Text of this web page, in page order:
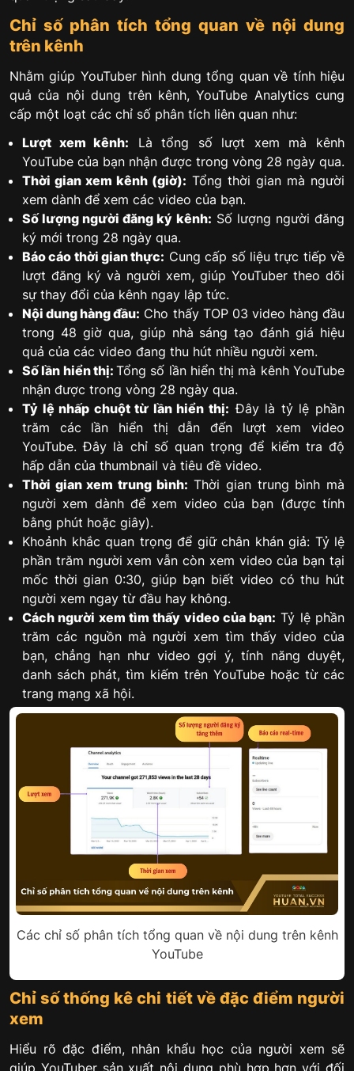
Chỉ số phân tích tổng quan về nội dung
trên kênh
Nhằm giúp YouTuber hình dung tổng quan về tính hiệu
quả của nội dung trên kênh, YouTube Analytics cung
cấp một loạt các chỉ số phân tích liên quan như:
Lượt xem kênh: Là tổng số lượt xem mà kênh
YouTube của bạn nhận được trong vòng 28 ngày qua.
Thời gian xem kênh (giờ): Tổng thời gian mà người
xem dành để xem các video của bạn.
Số lượng người đăng ký kênh: Số lượng người đăng
ký mới trong 28 ngày qua.
Báo cáo thời gian thực: Cung cấp số liệu trực tiếp về
lượt đăng ký và người xem, giúp YouTuber theo dõi
sự thay đổi của kênh ngay lập tức.
Nội dung hàng đầu: Cho thấy TOP 03 video hàng đầu
trong 48 giờ qua, giúp nhà sáng tạo đánh giá hiệu
quả của các video đang thu hút nhiều người xem.
Số lần hiển thị:Tổng số lần hiển thị mà kênh YouTube
nhận được trong vòng 28 ngày qua.
Tỷ lệ nhấp chuột từ lần hiển thị: Đây là tỷ lệ phần
trăm các lần hiển thị dẫn đến lượt xem video
YouTube. Đây là chỉ số quan trọng để kiểm tra độ
hấp dẫn của thumbnail và tiêu đề video.
Thời gian xem trung bình: Thời gian trung bình mà
người xem dành để xem video của bạn (được tính
bằng phút hoặc giây).
Khoảnh khắc quan trọng để giữ chân khán giả: Tỷ lệ
phần trăm người xem vẫn còn xem video của bạn tại
mốc thời gian 0:30, giúp bạn biết video có thu hút
người xem ngay từ đầu hay không.
Cách người xem tìm thấy video của bạn: Tỷ lệ phần
trăm các nguồn mà người xem tìm thấy video của
bạn, chẳng hạn như video gợi ý, tính năng duyệt,
danh sách phát, tìm kiếm trên YouTube hoặc từ các
trang mạng xã hội.
Các chỉ số phân tích tổng quan về nội dung trên kênh
YouTube
Chỉ số thống kê chi tiết về đặc điểm người
xem
Hiểu rõ đặc điểm, nhân khẩu học của người xem sẽ
giúp YouTuber sản xuất nội dung phù hợp hơn với đối